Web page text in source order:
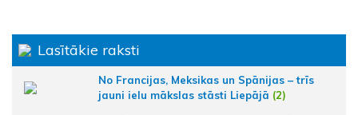
Lasītākie raksti
No Francijas, Meksikas un Spānijas – trīs
jauni ielu mākslas stāsti Liepājā (2)